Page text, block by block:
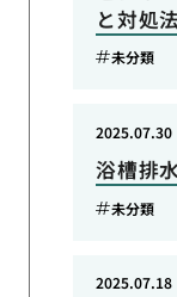
と対処法
未分類
浴槽排
2025.07.30
未分類
2025.07.18